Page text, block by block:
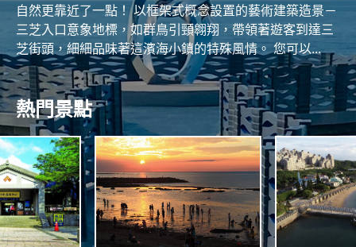
N O R
T
H
C
O
A
N
N
S
自然更靠近了一點！ 以框架式概念設置的藝術建築造景－
三芝入口意象地標，如群鳥引頸翱翔，帶領著遊客到達三
芝街頭，細細品味著這濱海小鎮的特殊風情。 您可以...
熱門景點